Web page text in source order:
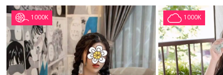
1000K 1000K